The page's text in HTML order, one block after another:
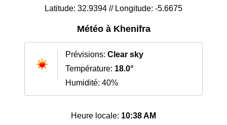
Latitude: 32.9394 // Longitude: -5.6675
Météo à Khenifra
Prévisions: Clear sky
Température: 18.0°
Humidité: 40%
Heure locale: 10:38 AM